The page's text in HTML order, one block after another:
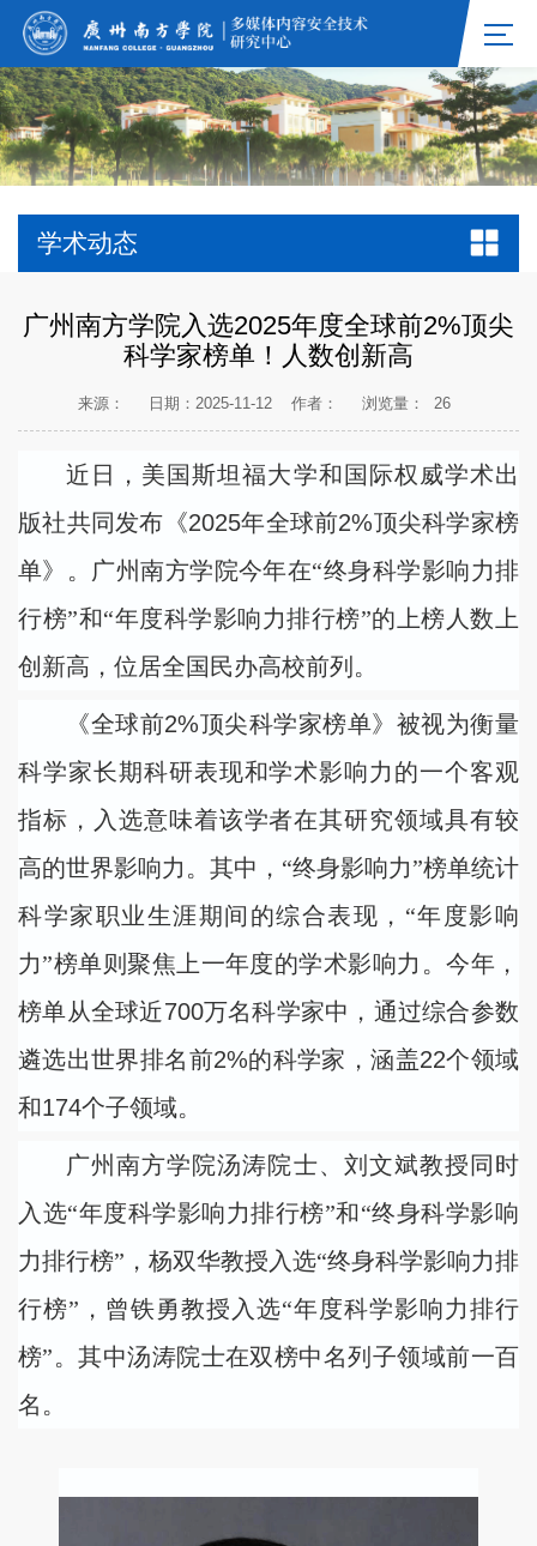
学术动态
广州南方学院入选2025年度全球前2%顶尖
科学家榜单！人数创新高
来源： 日期：2025-11-12 作者： 浏览量： 26
近日，美国斯坦福大学和国际权威学术出
版社共同发布《2025年全球前2%顶尖科学家榜
单》。广州南方学院今年在“终身科学影响力排
行榜”和“年度科学影响力排行榜”的上榜人数上
创新高，位居全国民办高校前列。
《全球前2%顶尖科学家榜单》被视为衡量
科学家长期科研表现和学术影响力的一个客观
指标，入选意味着该学者在其研究领域具有较
高的世界影响力。其中，“终身影响力”榜单统计
科学家职业生涯期间的综合表现，“年度影响
力”榜单则聚焦上一年度的学术影响力。今年，
榜单从全球近700万名科学家中，通过综合参数
遴选出世界排名前2%的科学家，涵盖22个领域
和174个子领域。
广州南方学院汤涛院士、刘文斌教授同时
入选“年度科学影响力排行榜”和“终身科学影响
力排行榜”，杨双华教授入选“终身科学影响力排
行榜”，曾铁勇教授入选“年度科学影响力排行
榜”。其中汤涛院士在双榜中名列子领域前一百
名。